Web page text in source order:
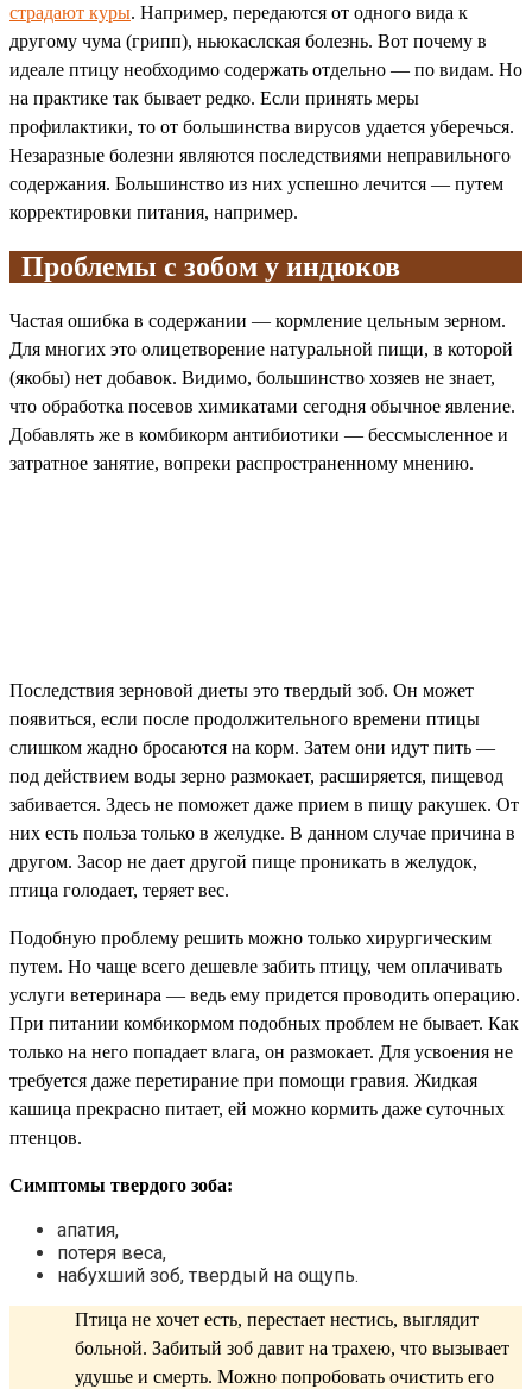
страдают куры. Например, передаются от одного вида к
другому чума (грипп), ньюкаслская болезнь. Вот почему в
идеале птицу необходимо содержать отдельно — по видам. Но
на практике так бывает редко. Если принять меры
профилактики, то от большинства вирусов удается уберечься.
Незаразные болезни являются последствиями неправильного
содержания. Большинство из них успешно лечится — путем
корректировки питания, например.
Проблемы с зобом у индюков
Частая ошибка в содержании — кормление цельным зерном.
Для многих это олицетворение натуральной пищи, в которой
(якобы) нет добавок. Видимо, большинство хозяев не знает,
что обработка посевов химикатами сегодня обычное явление.
Добавлять же в комбикорм антибиотики — бессмысленное и
затратное занятие, вопреки распространенному мнению.
Последствия зерновой диеты это твердый зоб. Он может
появиться, если после продолжительного времени птицы
слишком жадно бросаются на корм. Затем они идут пить —
под действием воды зерно размокает, расширяется, пищевод
забивается. Здесь не поможет даже прием в пищу ракушек. От
них есть польза только в желудке. В данном случае причина в
другом. Засор не дает другой пище проникать в желудок,
птица голодает, теряет вес.
Подобную проблему решить можно только хирургическим
путем. Но чаще всего дешевле забить птицу, чем оплачивать
услуги ветеринара — ведь ему придется проводить операцию.
При питании комбикормом подобных проблем не бывает. Как
только на него попадает влага, он размокает. Для усвоения не
требуется даже перетирание при помощи гравия. Жидкая
кашица прекрасно питает, ей можно кормить даже суточных
птенцов.
Симптомы твердого зоба:
апатия,
потеря веса,
набухший зоб, твердый на ощупь.
Птица не хочет есть, перестает нестись, выглядит
больной. Забитый зоб давит на трахею, что вызывает
удушье и смерть. Можно попробовать очистить его